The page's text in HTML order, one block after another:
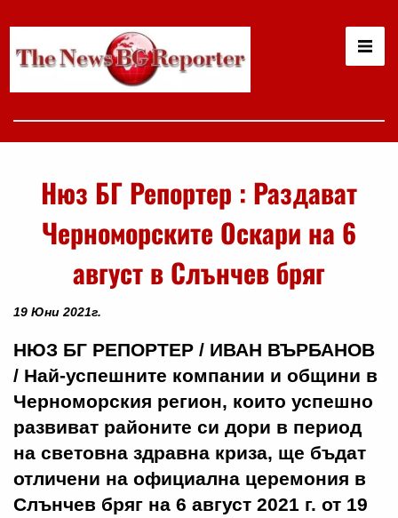
Нюз БГ Репортер : Раздават
Черноморските Оскари на 6
август в Слънчев бряг
19 Юни 2021г.
НЮЗ БГ РЕПОРТЕР / ИВАН ВЪРБАНОВ
/ Най-успешните компании и общини в
Черноморския регион, които успешно
развиват районите си дори в период
на световна здравна криза, ще бъдат
отличени на официална церемония в
Слънчев бряг на 6 август 2021 г. от 19